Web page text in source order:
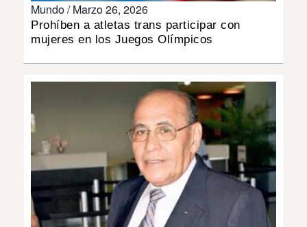
DEPORTES
MUNDO
MULTIMEDIA
Mundo /Marzo 26, 2026
Prohíben a atletas trans participar con
mujeres en los Juegos Olímpicos